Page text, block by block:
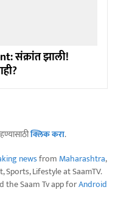
संक्रांत झाली!
क्लिक करा.
newsfrom Maharashtra,
Sports, Lifestyle at SaamTV.
the Saam Tv app forAndroid